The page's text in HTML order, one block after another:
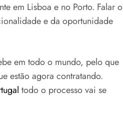
em Lisboa e no Porto. Falar o
e da oportunidade
em todo o mundo, pelo que
estão agora contratando.
todo o processo vai se